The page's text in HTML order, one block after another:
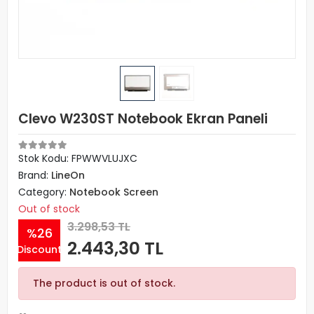
Clevo W230ST Notebook Ekran Paneli
Stok Kodu: FPWWVLUJXC
Brand: LineOn
Category: Notebook Screen
Out of stock
%26
Discount
3.298,53 TL
2.443,30 TL
The product is out of stock.